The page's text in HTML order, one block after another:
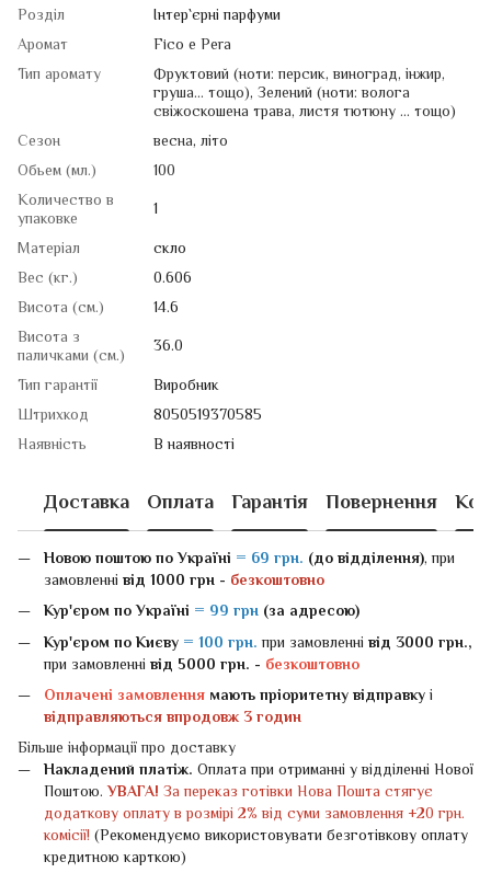
Розділ
Iнтер`єрні парфуми
Аромат
Fico e Pera
Тип аромату
Фруктовий (ноти: персик, виноград, інжир,
груша... тощо), Зелений (ноти: волога
свіжоскошена трава, листя тютюну ... тощо)
Сезон
весна, літо
Обьем (мл.)
100
Количество в
упаковке
1
Матеріал
скло
Вес (кг.)
0.606
Висота (см.)
14.6
Висота з
паличками (см.)
36.0
Тип гарантії
Виробник
Штрихкод
8050519370585
Наявність
В наявності
Доставка Оплата Гарантія Повернення
Новою поштоюпо Україні = 69 грн. (до відділення), при
замовленні від 1000 грн - безкоштовно
Кур'єром по Україні = 99 грн (за адресою)
Кур'єром по Києву = 100 грн. при замовленні від 3000 грн.,
при замовленні від 5000 грн. - безкоштовно
Оплачені замовлення мають пріоритетну відправкуі
відправляються впродовж 3 годин
Більше інформації про доставку
Накладений платіж. Оплата при отриманні у відділенні Нової
Поштою.УВАГА! За переказ готівки Нова Пошта стягує
додаткову оплату в розмірі 2% від суми замовлення +20 грн.
комісії! (Рекомендуємо використовувати безготівкову оплату
кредитною карткою)